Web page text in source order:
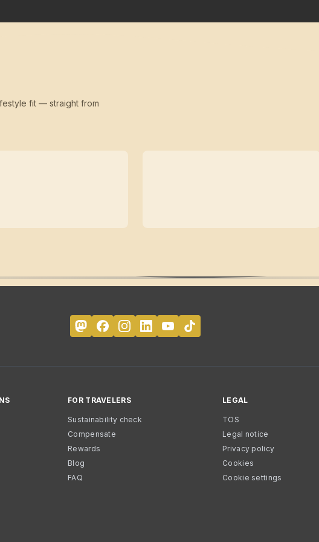
fit — straight from
FOR TRAVELERS
Sustainability check
Compensate
Rewards
Blog
FAQ
LEGAL
TOS
Legal notice
Privacy policy
Cookies
Cookie settings